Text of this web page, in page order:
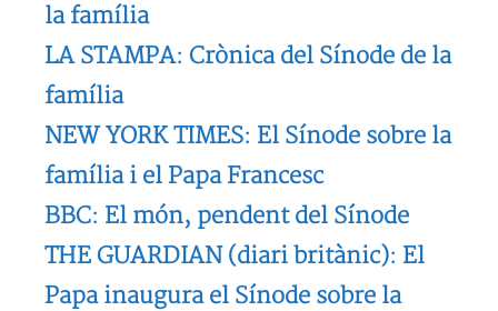
la família
LA STAMPA: Crònica del Sínode de la
família
NEW YORK TIMES: El Sínode sobre la
família i el Papa Francesc
BBC: El món, pendent del Sínode
THE GUARDIAN (diari britànic): El
Papa inaugura el Sínode sobre la